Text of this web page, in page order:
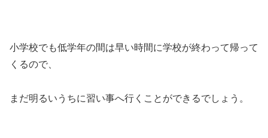
小学校でも低学年の間は早い時間に学校が終わって帰って
くるので、
まだ明るいうちに習い事へ行くことができるでしょう。